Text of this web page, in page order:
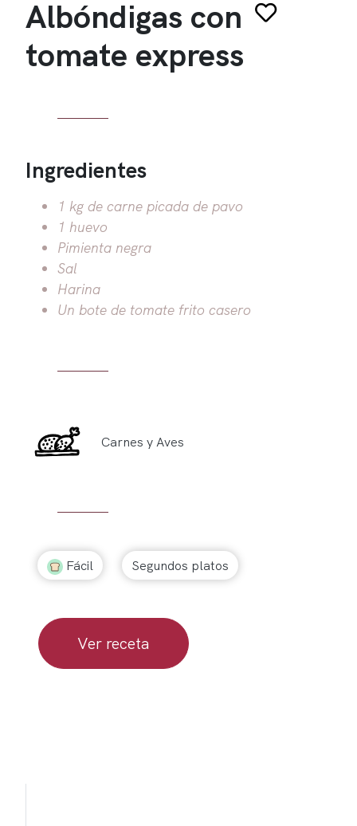
Albóndigas con
tomate express
Ingredientes
1 kg de carne picada de pavo
1 huevo
Pimienta negra
Sal
Harina
Un bote de tomate frito casero
Carnes y Aves
Fácil Segundos platos
Ver receta